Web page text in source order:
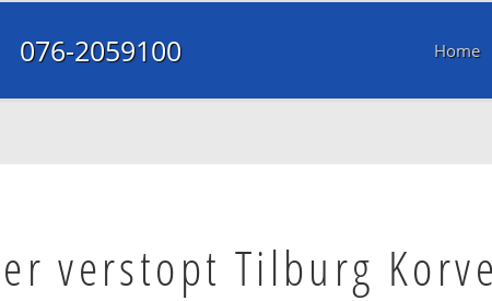
076-2059100 Home
verstopt Tilburg